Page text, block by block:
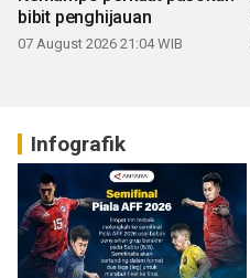
bibit penghijauan
07 August 2026 21:04 WIB
Infografik